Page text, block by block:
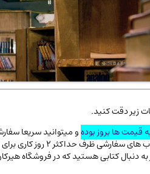
زیر دقت کنید.
قیمت ها بروز بودهو میتوانید سریعا
ظرف حداکثر 2 روز کاری برای پست پیشتاز، و 3 روز کاری برای پست سفارشی، به دست شما میرسد.
به دنبال کتابی هستید که در فروشگاه